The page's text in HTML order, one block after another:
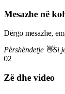
Mesazhe në
Dërgo mesazhe,
Përshëndetje 👋Si
02
Zë dhe video